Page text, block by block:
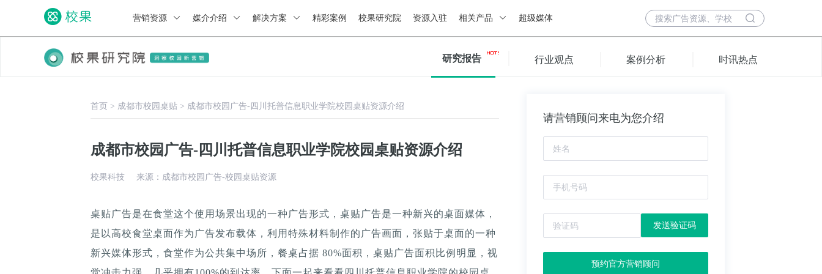
营销资源 媒介介绍 解决方案 精彩案例 校果研究院 资源入驻 相关产品 超级媒体
研究报告 行业观点 案例分析 时讯热点
首页 > 成都市校园桌贴 > 成都市校园广告-四川托普信息职业学院校园桌贴资源介绍
成都市校园广告-四川托普信息职业学院校园桌贴资源介绍
校果科技 来源：成都市校园广告-校园桌贴资源
桌贴广告是在食堂这个使用场景出现的一种广告形式，桌贴广告是一种新兴的桌面媒体，
是以高校食堂桌面作为广告发布载体，利用特殊材料制作的广告画面，张贴于桌面的一种
新兴媒体形式，食堂作为公共集中场所，餐桌占据 80%面积，桌贴广告面积比例明显，视
请营销顾问来电为您介绍
发送验证码
预约官方营销顾问